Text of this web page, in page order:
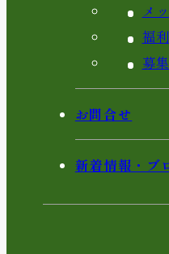
メ
福
募
お問合せ
新着情報・ブ